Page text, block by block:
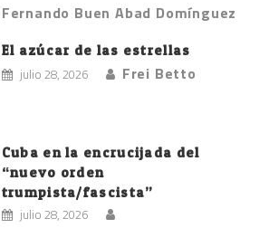
Fernando Buen Abad Domínguez
El azúcar de las estrellas
julio 28, 2026 Frei Betto
Cuba en la encrucijada del
“nuevo orden
trumpista/fascista”
julio 28, 2026